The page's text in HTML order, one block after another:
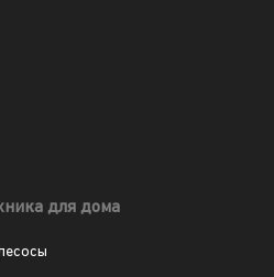
для дома